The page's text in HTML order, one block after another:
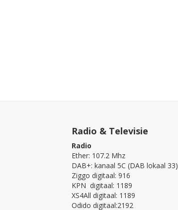
Radio & Televisie
Radio
Ether: 107.2 Mhz
DAB+: kanaal 5C (DAB lokaal 33)
Ziggo digitaal: 916
KPN digitaal: 1189
XS4All digitaal: 1189
Odido digitaal:2192